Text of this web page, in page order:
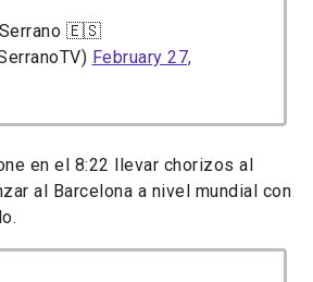
🇪🇸
February 27,
en el 8:22 llevar chorizos al
al Barcelona a nivel mundial con